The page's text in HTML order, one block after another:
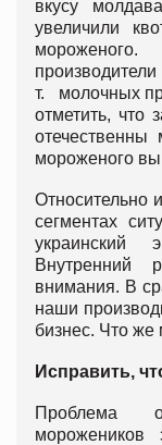
вкусу
увеличили
т. молочных
отметить, что
мороженого
Относительно
сегментах
украинский
Внутренний
внимания. В
наши
бизнес. Что
Исправить,
Проблема
морожеников